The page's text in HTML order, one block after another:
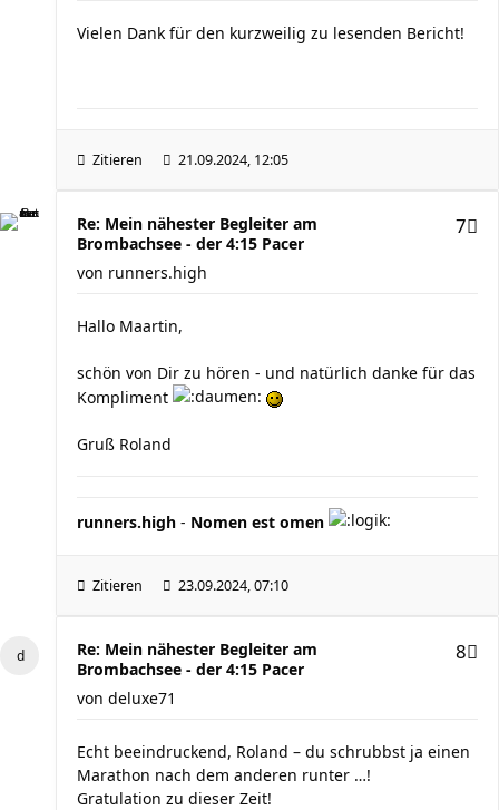
Vielen Dank für den kurzweilig zu lesenden Bericht!
Zitieren 21.09.2024, 12:05
Re: Mein nähester Begleiter am
Brombachsee - der 4:15 Pacer
7
von runners.high
Hallo Maartin,
schön von Dir zu hören - und natürlich danke für das
Kompliment
Gruß Roland
runners.high - Nomen est omen
Zitieren 23.09.2024, 07:10
Re: Mein nähester Begleiter am
Brombachsee - der 4:15 Pacer
8
von deluxe71
Echt beeindruckend, Roland – du schrubbst ja einen
Marathon nach dem anderen runter …!
Gratulation zu dieser Zeit!